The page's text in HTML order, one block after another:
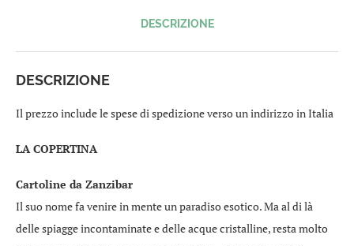
DESCRIZIONE
DESCRIZIONE
Il prezzo include le spese di spedizione verso un indirizzo in Italia
LA COPERTINA
Cartoline da Zanzibar
Il suo nome fa venire in mente un paradiso esotico. Ma al di là
delle spiagge incontaminate e delle acque cristalline, resta molto